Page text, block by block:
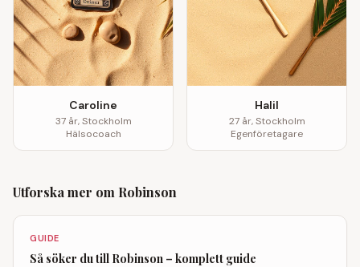
Caroline
37år,Stockholm
Hälsocoach
Halil
27år,Stockholm
Egenföretagare
Utforska mer om Robinson
GUIDE
Så söker du till Robinson – komplett guide